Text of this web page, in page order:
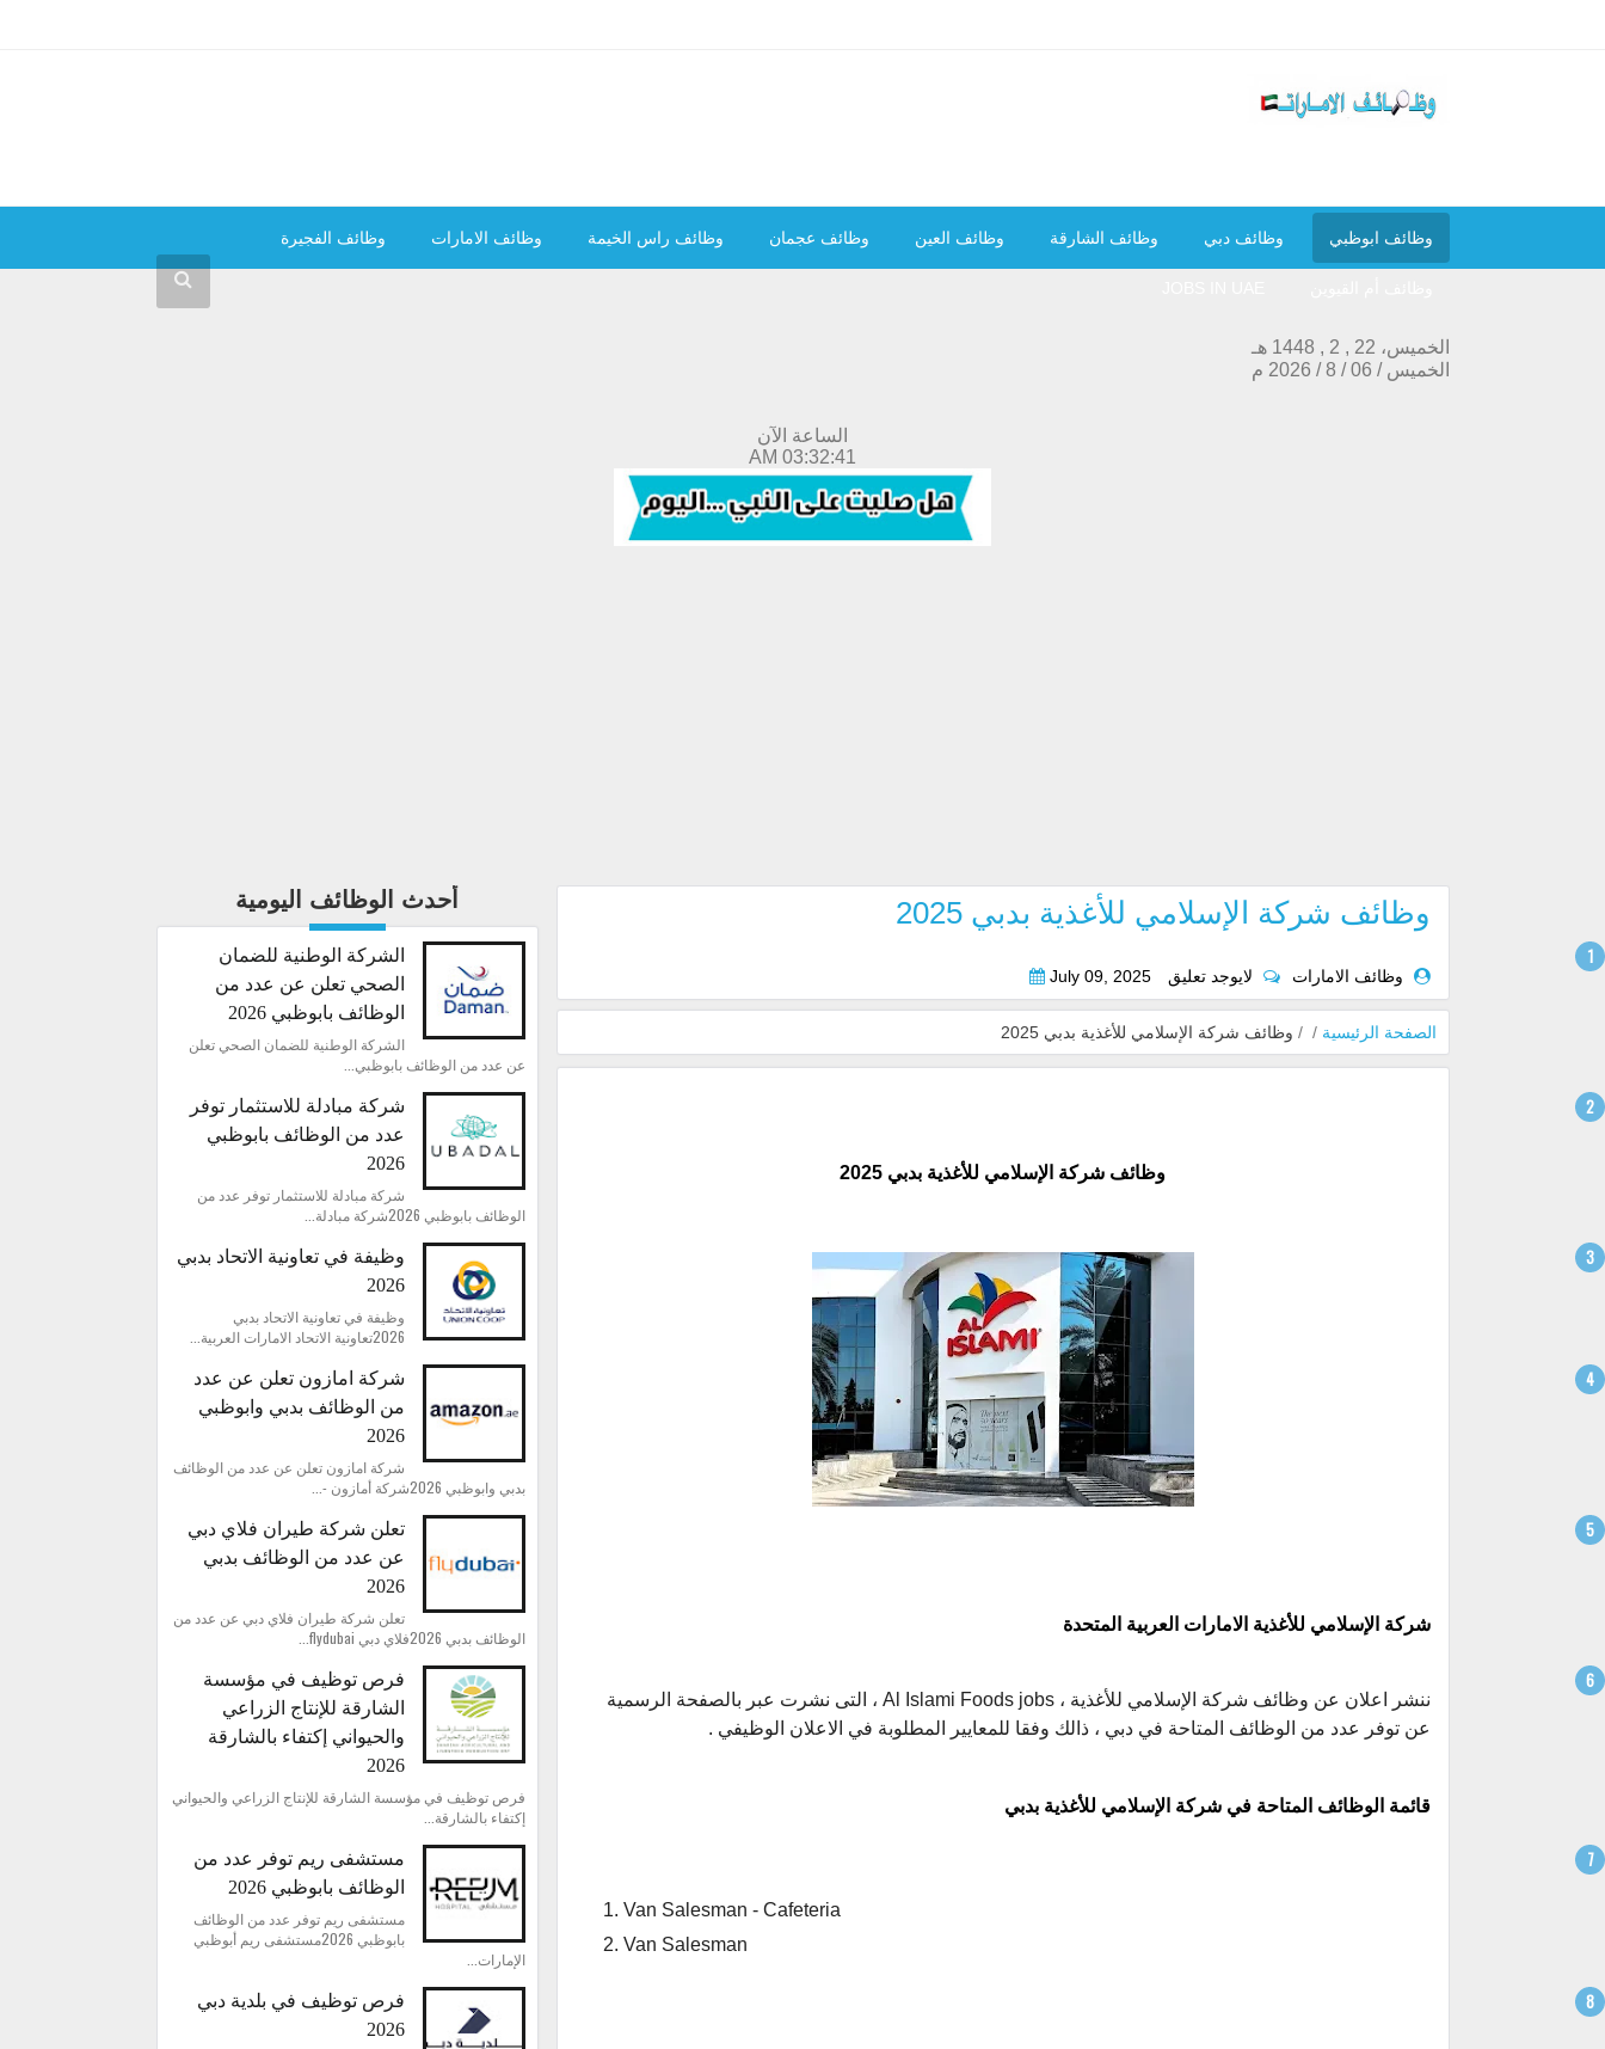
وظائف ابوظبي وظائف دبي وظائف الشارقة وظائف العين وظائف عجمان وظائف راس الخيمة وظائف الامارات وظائف الفجيرة
الخميس، 22 , 2 , 1448 هـ
الخميس /
06
/
8
/
2026 م
الساعة الآن
03:32:42 AM
وظائف شركة الإسلامي للأغذية بدبي 2025
وظائف الامارات لايوجد تعليق July 09, 2025
الصفحة الرئيسية /
/ وظائف شركة الإسلامي للأغذية بدبي 2025
وظائف شركة الإسلامي للأغذية بدبي 2025
شركة الإسلامي للأغذية الامارات العربية المتحدة
ننشر اعلان عن وظائف شركة الإسلامي للأغذية ، Al Islami Foods
jobs ، التى نشرت عبر بالصفحة الرسمية
عن توفر عدد من الوظائف المتاحة في دبي ، ذالك وفقا للمعايير المطلوبة في الاعلان الوظيفي .
قائمة الوظائف المتاحة في شركة الإسلامي للأغذية بدبي
Van Salesman - Cafeteria
Van Salesman
أحدث الوظائف اليومية
الشركة الوطنية للضمان
الصحي تعلن عن عدد من
الوظائف بابوظبي 2026
الشركة الوطنية للضمان الصحي تعلن
عن عدد من الوظائف بابوظبي...
شركة مبادلة للاستثمار توفر
عدد من الوظائف بابوظبي
2026
شركة مبادلة للاستثمار توفر عدد من
الوظائف بابوظبي 2026شركة مبادلة...
وظيفة في تعاونية الاتحاد بدبي
2026
وظيفة في تعاونية الاتحاد بدبي
2026تعاونية الاتحاد الامارات العربية...
شركة امازون تعلن عن عدد
من الوظائف بدبي وابوظبي
2026
شركة امازون تعلن عن عدد من الوظائف
بدبي وابوظبي 2026شركة أمازون -...
تعلن شركة طيران فلاي دبي
عن عدد من الوظائف بدبي
2026
تعلن شركة طيران فلاي دبي عن عدد من
الوظائف بدبي 2026فلاي دبي flydubai...
فرص توظيف في مؤسسة
الشارقة للإنتاج الزراعي
والحيواني إكتفاء بالشارقة
2026
فرص توظيف في مؤسسة الشارقة للإنتاج الزراعي والحيواني
إكتفاء بالشارقة...
مستشفى ريم توفر عدد من
الوظائف بابوظبي 2026
مستشفى ريم توفر عدد من الوظائف
بابوظبي 2026مستشفى ريم أبوظبي
الإمارات...
فرص توظيف في بلدية دبي
2026